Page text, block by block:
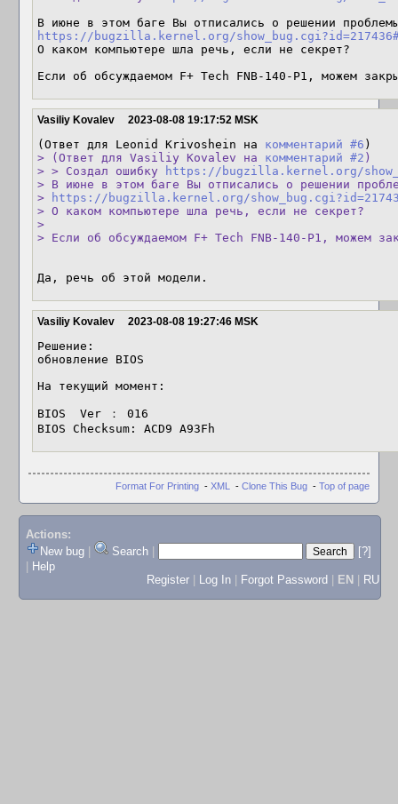
https://bugzilla.kernel.org/
О каком компьютере шла речь, если не секрет?
Если об обсуждаемом F+ Tech FNB-140-P1, можем
Vasiliy Kovalev 2023-08-08 19:17:52 MSK
(Ответ для Leonid Krivoshein на комментарий #6
> (Ответ для Vasiliy Kovalev на комментарий #2 )
> > Создал ошибку
https://bugzilla.kernel.org/
> В июне в этом баге Вы отписались о решении
>
https://bugzilla.kernel.org/
> О каком компьютере шла речь, если не секрет?
>
> Если об обсуждаемом F+ Tech FNB-140-P1, можем
Да, речь об этой модели.
Vasiliy Kovalev 2023-08-08 19:27:46 MSK
Решение:
обновление BIOS
На текущий момент:
BIOS  Ver ： 016
BIOS Checksum: ACD9 A93Fh
Format For Printing - XML - Clone This Bug - Top of page
Actions:
New bug
Search
[?]
Help
Register
Log In Forgot Password EN RU